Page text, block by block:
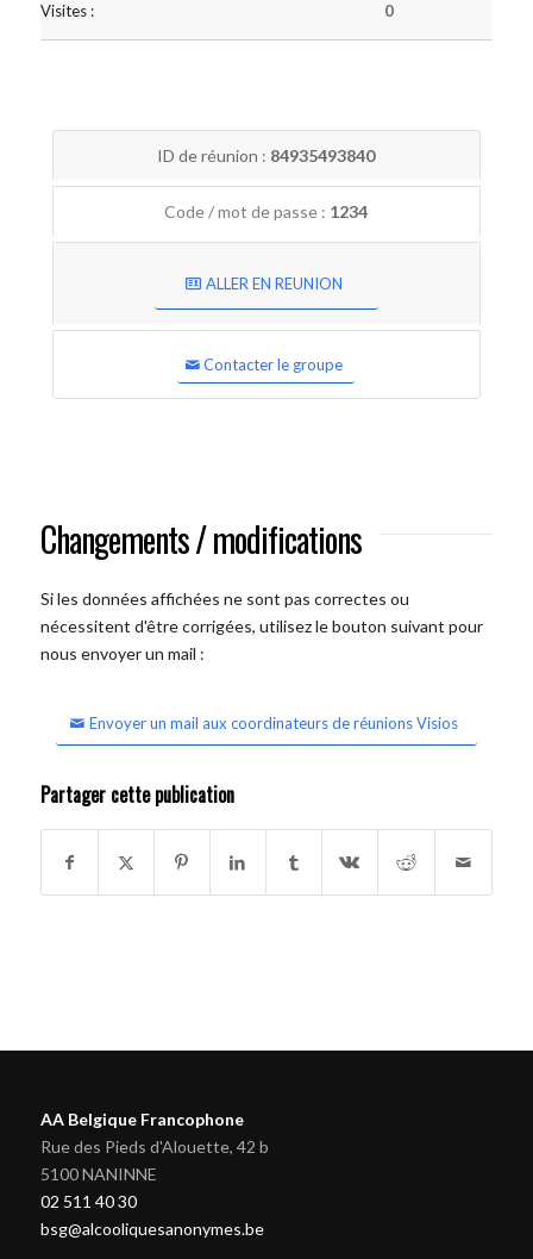
Visites : 0
ID de réunion : 84935493840
Code / mot de passe : 1234
ALLER EN REUNION
Contacter le groupe
Changements / modifications
Si les données affichées ne sont pas correctes ou
nécessitent d'être corrigées, utilisez le bouton suivant pour
nous envoyer un mail :
Envoyer un mail aux coordinateurs de réunions Visios
Partager cette publication
AA Belgique Francophone
Rue des Pieds d'Alouette, 42 b
5100 NANINNE
02 511 40 30
bsg@alcooliquesanonymes.be